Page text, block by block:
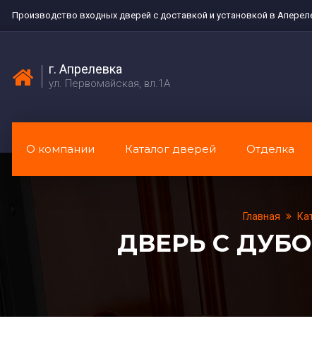
Производство входных дверей с доставкой и установкой в
г. Апрелевка
ул. Первомайская, вл.1А
О компании Каталог дверей Отделка
Главная
ДВЕРЬ С